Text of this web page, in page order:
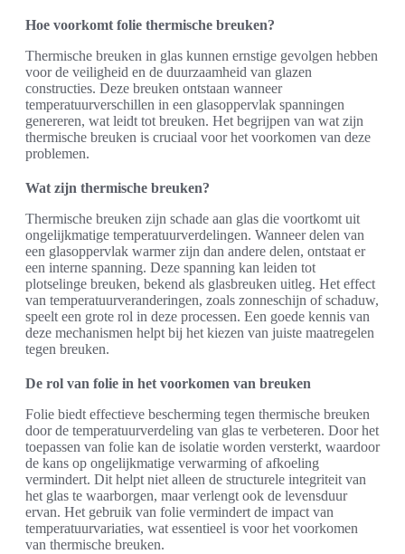
Hoe voorkomt folie thermische breuken?
Thermische breuken in glas kunnen ernstige gevolgen hebben
voor de veiligheid en de duurzaamheid van glazen
constructies. Deze breuken ontstaan wanneer
temperatuurverschillen in een glasoppervlak spanningen
genereren, wat leidt tot breuken. Het begrijpen van wat zijn
thermische breuken is cruciaal voor het voorkomen van deze
problemen.
Wat zijn thermische breuken?
Thermische breuken zijn schade aan glas die voortkomt uit
ongelijkmatige temperatuurverdelingen. Wanneer delen van
een glasoppervlak warmer zijn dan andere delen, ontstaat er
een interne spanning. Deze spanning kan leiden tot
plotselinge breuken, bekend als glasbreuken uitleg. Het effect
van temperatuurveranderingen, zoals zonneschijn of schaduw,
speelt een grote rol in deze processen. Een goede kennis van
deze mechanismen helpt bij het kiezen van juiste maatregelen
tegen breuken.
De rol van folie in het voorkomen van breuken
Folie biedt effectieve bescherming tegen thermische breuken
door de temperatuurverdeling van glas te verbeteren. Door het
toepassen van folie kan de isolatie worden versterkt, waardoor
de kans op ongelijkmatige verwarming of afkoeling
vermindert. Dit helpt niet alleen de structurele integriteit van
het glas te waarborgen, maar verlengt ook de levensduur
ervan. Het gebruik van folie vermindert de impact van
temperatuurvariaties, wat essentieel is voor het voorkomen
van thermische breuken.